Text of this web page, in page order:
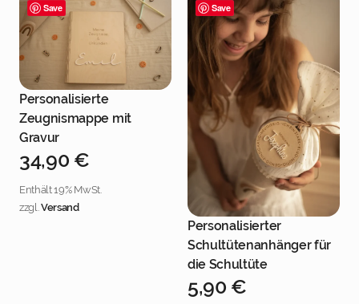
Save
Personalisierte
Zeugnismappe mit
Gravur
Jetzt personalisieren
34,90 €
Enthält 19% MwSt.
zzgl.Versand
Save
Personalisierter
Schultütenanhänger für
die Schultüte
Jetzt personalisieren
5,90 €